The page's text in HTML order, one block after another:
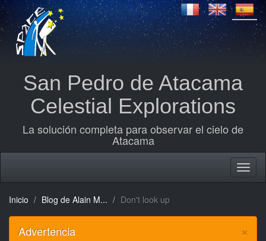
San Pedro de Atacama
Celestial Explorations
La solución completa para observar el cielo de
Atacama
Inicio Blog de Alain M... Don't look up
×
Advertencia